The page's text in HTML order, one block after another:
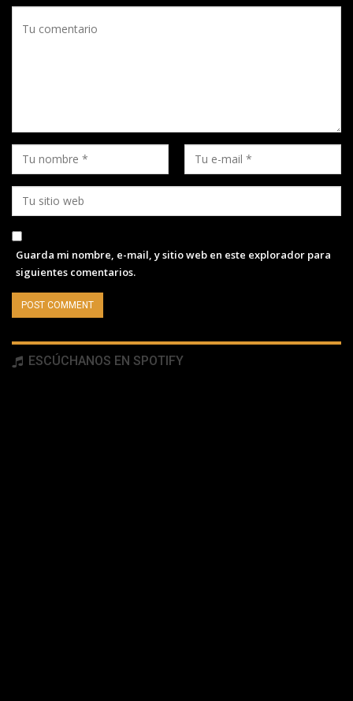
Guarda mi nombre, e-mail, y sitio web en este explorador para
siguientes comentarios.
ESCÚCHANOS EN SPOTIFY